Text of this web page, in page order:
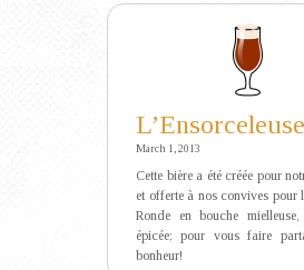
L’Ensorceleuse
March 1, 2013
Cette bière a été créée pour
et offerte à nos convives pour
Ronde en bouche
épicée; pour vous faire
bonheur!